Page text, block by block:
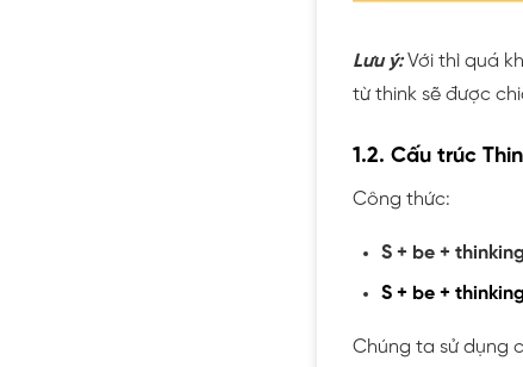
Lưu ý:Với thì quá
từ think sẽ được
1.2. Cấu trúc
Công thức:
S + be +
S + be +
Chúng ta sử dụng